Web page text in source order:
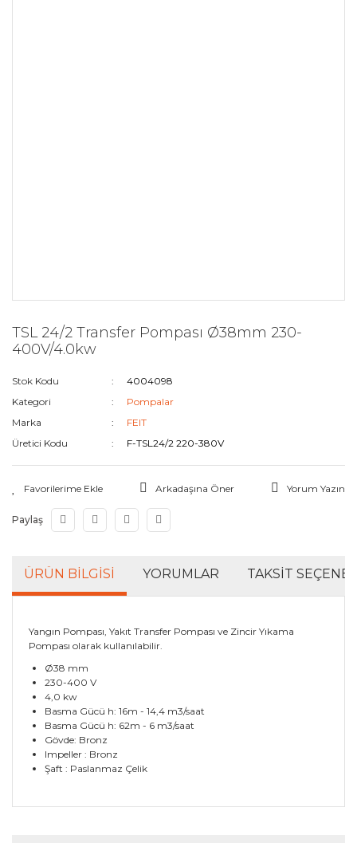
TSL 24/2 Transfer Pompası Ø38mm 230-
400V/4.0kw
Stok Kodu
4004098
Kategori
Pompalar
Marka
FEIT
Üretici Kodu
F-TSL24/2 220-380V
Arkadaşına Öner Yorum Yazın
Paylaş
ÜRÜN BILGISI YORUMLAR TAKSIT
Yangın Pompası, Yakıt Transfer Pompası ve Zincir Yıkama
Pompası olarak kullanılabilir.
Ø38 mm
230-400 V
4,0 kw
Basma Gücü h: 16m - 14,4 m3/saat
Basma Gücü h: 62m - 6 m3/saat
Gövde: Bronz
Impeller : Bronz
Şaft : Paslanmaz Çelik
Bu ürünün fiyat bilgisi, resim, ürün açıklamalarında ve